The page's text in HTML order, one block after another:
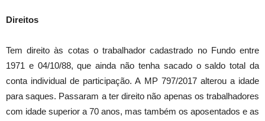
Direitos
Tem direito às cotas o trabalhador cadastrado no Fundo entre
1971 e 04/10/88, que ainda não tenha sacado o saldo total da
conta individual de participação. A MP 797/2017 alterou a idade
para saques. Passaram a ter direito não apenas os trabalhadores
com idade superior a 70 anos, mas também os aposentados e as